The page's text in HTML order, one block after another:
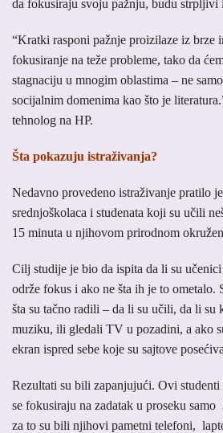
da fokusiraju svoju pažnju, budu strpljivi
“Kratki rasponi pažnje proizilaze iz brze
fokusiranje na teže probleme, tako da
stagnaciju u mnogim oblastima – ne
socijalnim domenima kao što je
tehnolog na HP.
Šta pokazuju istraživanja?
Nedavno provedeno istraživanje pratilo
srednjoškolaca i studenata koji su učili
15 minuta u njihovom prirodnom
Cilj studije je bio da ispita da li su
održe fokus i ako ne šta ih je to ometalo.
šta su tačno radili – da li su učili, da li su
muziku, ili gledali TV u pozadini, a ako
ekran ispred sebe koje su sajtove
Rezultati su bili zapanjujući. Ovi
se fokusiraju na zadatak u proseku
za to su bili njihovi pametni telefoni,